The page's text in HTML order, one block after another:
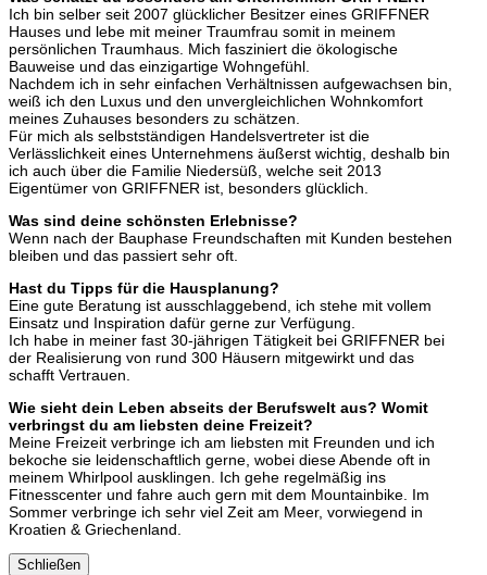
Ich bin selber seit 2007 glücklicher Besitzer eines GRIFFNER
Hauses und lebe mit meiner Traumfrau somit in meinem
persönlichen Traumhaus. Mich fasziniert die ökologische
Bauweise und das einzigartige Wohngefühl.
Nachdem ich in sehr einfachen Verhältnissen aufgewachsen bin,
weiß ich den Luxus und den unvergleichlichen Wohnkomfort
meines Zuhauses besonders zu schätzen.
Für mich als selbstständigen Handelsvertreter ist die
Verlässlichkeit eines Unternehmens äußerst wichtig, deshalb bin
ich auch über die Familie Niedersüß, welche seit 2013
Eigentümer von GRIFFNER ist, besonders glücklich.
Was sind deine schönsten Erlebnisse?
Wenn nach der Bauphase Freundschaften mit Kunden bestehen
bleiben und das passiert sehr oft.
Hast du Tipps für die Hausplanung?
Eine gute Beratung ist ausschlaggebend, ich stehe mit vollem
Einsatz und Inspiration dafür gerne zur Verfügung.
Ich habe in meiner fast 30-jährigen Tätigkeit bei GRIFFNER bei
der Realisierung von rund 300 Häusern mitgewirkt und das
schafft Vertrauen.
Wie sieht dein Leben abseits der Berufswelt aus? Womit
verbringst du am liebsten deine Freizeit?
Meine Freizeit verbringe ich am liebsten mit Freunden und ich
bekoche sie leidenschaftlich gerne, wobei diese Abende oft in
meinem Whirlpool ausklingen. Ich gehe regelmäßig ins
Fitnesscenter und fahre auch gern mit dem Mountainbike. Im
Sommer verbringe ich sehr viel Zeit am Meer, vorwiegend in
Kroatien & Griechenland.
Schließen